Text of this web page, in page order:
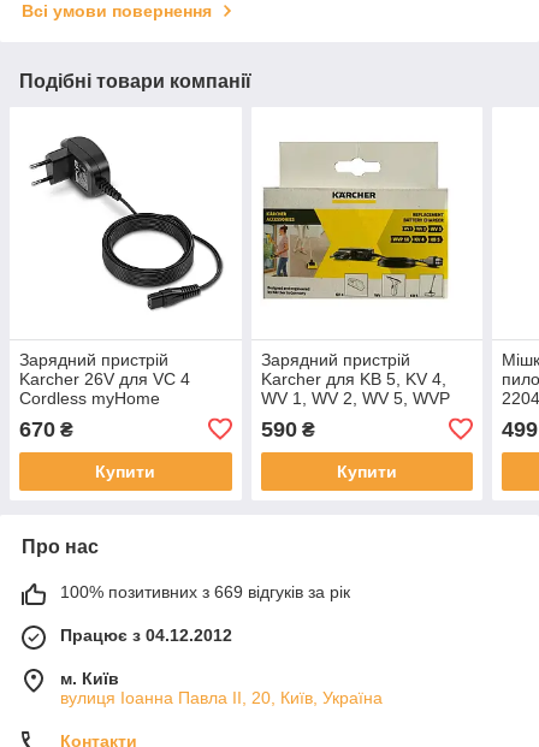
Всі умови повернення
Подібні товари компанії
Зарядний пристрій
Karcher 26V для VC 4
Cordless myHome
670 ₴
Купити
Зарядний пристрій
Karcher для KB 5, KV 4,
WV 1, WV 2, WV 5, WVP
590₴
Купити
499
Про нас
100% позитивних з 669 відгуків за рік
Працює з 04.12.2012
м. Київ
вулиця Іоанна Павла ІІ, 20, Київ, Україна
Контакти